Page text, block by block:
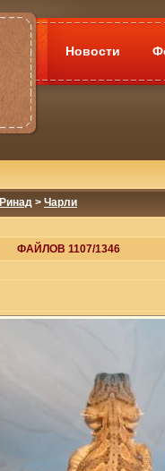
Новости
Ринад > Чарли
ФАЙЛОВ 1107/1346